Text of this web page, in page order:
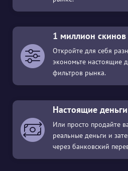
1 миллион скинов
Откройте для себя
экономьте настоящие
фильтров рынка.
Настоящие деньги
Или просто продайте
реальные деньги и
через банковский